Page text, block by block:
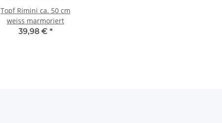
Topf Rimini ca. 50 cm
weiss marmoriert
39,98 € *